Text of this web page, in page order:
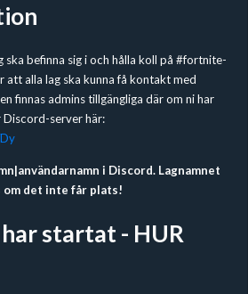
ska befinna sig i och hålla koll på #fortnite-
att alla lag ska kunna få kontakt med
finnas admins tillgängliga där om ni har
Discord-server här:
i Discord. Lagnamnet
det inte får plats!
startat - HUR